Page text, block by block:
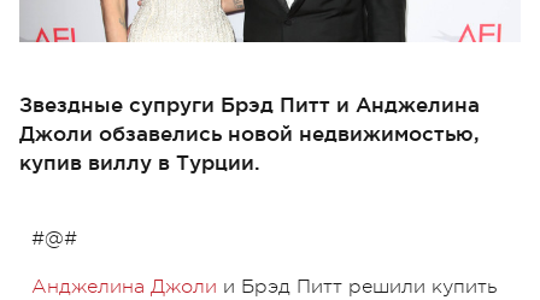
Звездные супруги Брэд Питт и Анджелина
Джоли обзавелись новой недвижимостью,
купив виллу в Турции.
#@#
Анджелина Джоли и Брэд Питт решили купить